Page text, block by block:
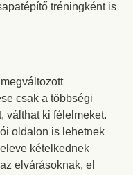
tréningként is
csak a többségi
válthat ki félelmeket.
oldalon is lehetnek
kételkednek
elvárásoknak, el